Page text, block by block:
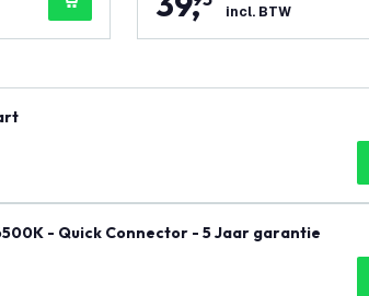
incl. BTW
- Quick Connector - 5 Jaar garantie